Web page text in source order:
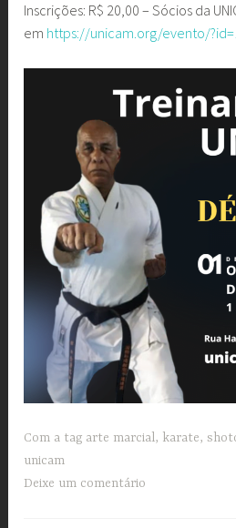
Inscrições: R$ 20,00 – Sócios da
em https://unicam.org/evento/
Com a tag arte marcial, karate,
unicam
Deixe um comentário